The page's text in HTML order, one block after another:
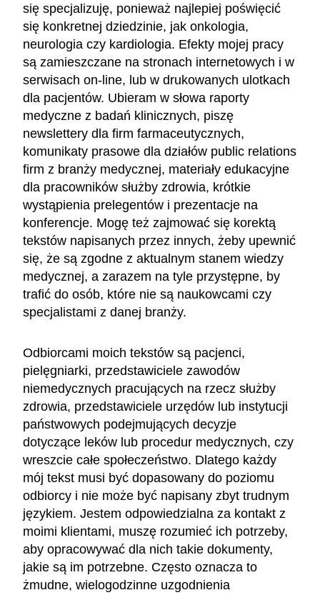
się specjalizuję, ponieważ najlepiej poświęcić
się konkretnej dziedzinie, jak onkologia,
neurologia czy kardiologia. Efekty mojej pracy
są zamieszczane na stronach internetowych i w
serwisach on-line, lub w drukowanych ulotkach
dla pacjentów. Ubieram w słowa raporty
medyczne z badań klinicznych, piszę
newslettery dla firm farmaceutycznych,
komunikaty prasowe dla działów public relations
firm z branży medycznej, materiały edukacyjne
dla pracowników służby zdrowia, krótkie
wystąpienia prelegentów i prezentacje na
konferencje. Mogę też zajmować się korektą
tekstów napisanych przez innych, żeby upewnić
się, że są zgodne z aktualnym stanem wiedzy
medycznej, a zarazem na tyle przystępne, by
trafić do osób, które nie są naukowcami czy
specjalistami z danej branży.
Odbiorcami moich tekstów są pacjenci,
pielęgniarki, przedstawiciele zawodów
niemedycznych pracujących na rzecz służby
zdrowia, przedstawiciele urzędów lub instytucji
państwowych podejmujących decyzje
dotyczące leków lub procedur medycznych, czy
wreszcie całe społeczeństwo. Dlatego każdy
mój tekst musi być dopasowany do poziomu
odbiorcy i nie może być napisany zbyt trudnym
językiem. Jestem odpowiedzialna za kontakt z
moimi klientami, muszę rozumieć ich potrzeby,
aby opracowywać dla nich takie dokumenty,
jakie są im potrzebne. Często oznacza to
żmudne, wielogodzinne uzgodnienia